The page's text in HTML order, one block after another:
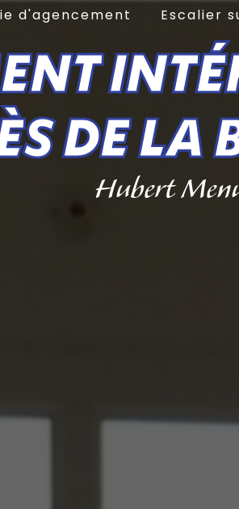
d'agencement Escalier
DE LA
Hubert